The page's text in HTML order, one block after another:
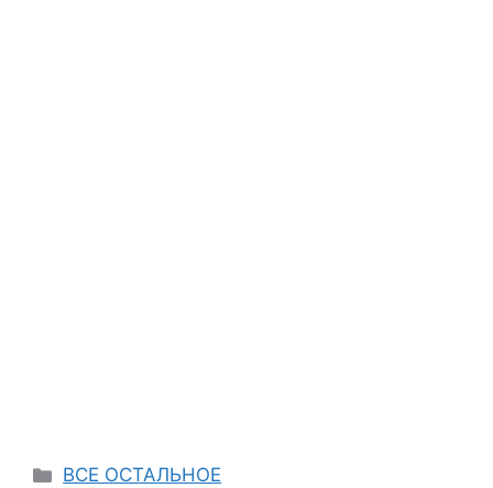
Categories
ВСЕ ОСТАЛЬНОЕ